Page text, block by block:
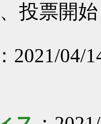
投票開
：2021/04/